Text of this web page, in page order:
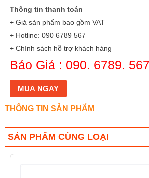
Thông tin thanh toán
+ Giá sản phẩm bao gồm VAT
+ Hotline: 090 6789 567
+ Chính sách hỗ trợ khách hàng
Báo Giá : 090. 6789. 567
MUA NGAY
THÔNG TIN SẢN PHẨM
SẢN PHẨM CÙNG LOẠI